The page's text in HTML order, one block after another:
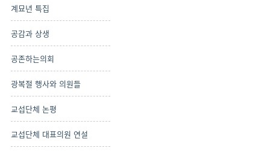
계묘년 특집
공감과 상생
공존하는의회
광복절 행사와 의원들
교섭단체 논평
교섭단체 대표의원 연설